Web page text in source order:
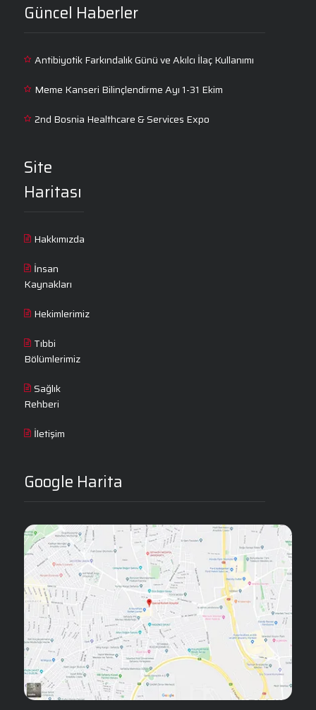
Güncel Haberler
Antibiyotik Farkındalık Günü ve Akılcı İlaç Kullanımı
Meme Kanseri Bilinçlendirme Ayı 1-31 Ekim
2nd Bosnia Healthcare & Services Expo
Site
Haritası
Hakkımızda
İnsan
Kaynakları
Hekimlerimiz
Tıbbi
Bölümlerimiz
Sağlık
Rehberi
İletişim
Google Harita